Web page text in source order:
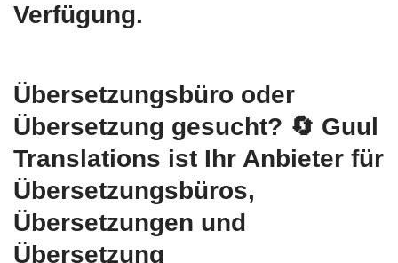
Verfügung.
Übersetzungsbüro oder
Übersetzung gesucht? 🔄 Guul
Translations ist Ihr Anbieter für
Übersetzungsbüros,
Übersetzungen und
Übersetzung